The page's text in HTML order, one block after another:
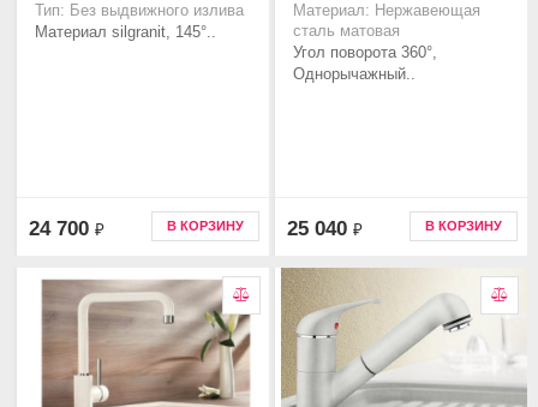
Тип: Без выдвижного излива
Материал silgranit, 145°..
24 700 ₽ В КОРЗИНУ
Материал: Нержавеющая
сталь матовая
Угол поворота 360°,
Однорычажный..
25 040 ₽ В КОРЗИНУ